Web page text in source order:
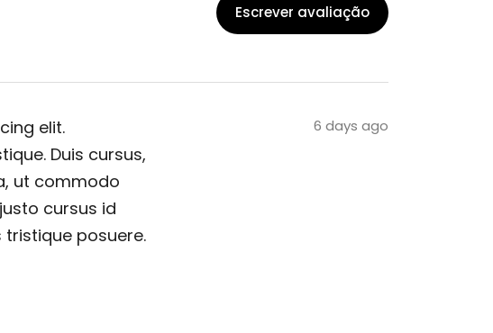
Escrever avaliação
elit.
Duis cursus,
ut commodo
cursus id
posuere.
6 days ago